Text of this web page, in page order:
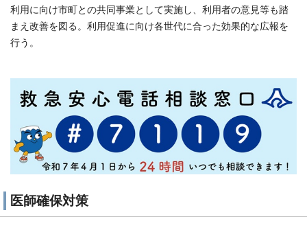
利用に向け市町との共同事業として実施し、利用者の意見等も踏
まえ改善を図る。利用促進に向け各世代に合った効果的な広報を
行う。
医師確保対策